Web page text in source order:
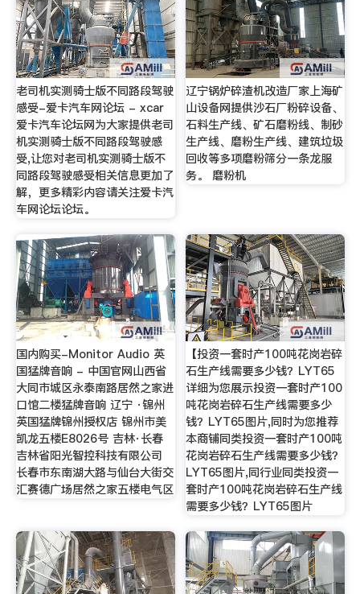
老司机实测骑士版不同路段驾驶
感受-爱卡汽车网论坛 - xcar
爱卡汽车论坛网为大家提供老司
机实测骑士版不同路段驾驶感
受,让您对老司机实测骑士版不
同路段驾驶感受相关信息更加了
解，更多精彩内容请关注爱卡汽
车网论坛论坛。
辽宁锅炉碎渣机改造厂家上海矿
山设备网提供沙石厂粉碎设备、
石料生产线、矿石磨粉线、制砂
生产线、磨粉生产线、建筑垃圾
回收等多项磨粉筛分一条龙服
务。 磨粉机
国内购买-Monitor Audio 英
国猛牌音响 - 中国官网山西省
大同市城区永泰南路居然之家进
口馆二楼猛牌音响 辽宁 ·锦州
英国猛牌锦州授权店 锦州市美
凯龙五楼E8026号 吉林·长春
吉林省阳光智控科技有限公司
长春市东南湖大路与仙台大街交
汇赛德广场居然之家五楼电气区
【投资一套时产100吨花岗岩碎
石生产线需要多少钱？LYT65
详细为您展示投资一套时产100
吨花岗岩碎石生产线需要多少
钱？LYT65图片,同时为您推荐
本商铺同类投资一套时产100吨
花岗岩碎石生产线需要多少钱？
LYT65图片,同行业同类投资一
套时产100吨花岗岩碎石生产线
需要多少钱？LYT65图片